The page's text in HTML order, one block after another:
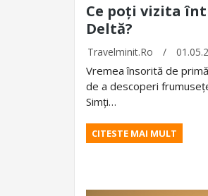
Ce poți vizita
Deltă?
Travelminit.ro /
Vremea însorită de
de a descoperi
Simți…
CITESTE MAI MULT